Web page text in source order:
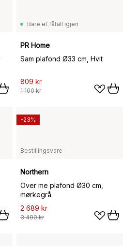
Bare et fåtall igjen
PR Home
Sam plafond Ø33 cm, Hvit
809 kr
1 100 kr
Bestillingsvare
Northern
Over me plafond Ø30 cm,
mørkegrå
2 689 kr
3 490 kr
-23%